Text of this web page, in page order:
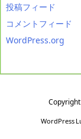
投稿フィード
コメントフィード
WordPress.org
WordPress